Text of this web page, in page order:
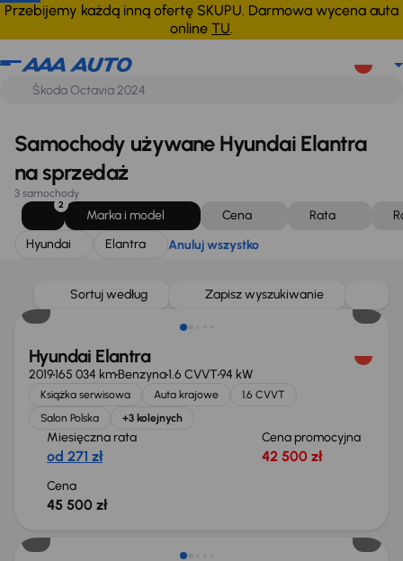
Przebijemy każdą inną ofertę SKUPU. Darmowa wycena auta
online TU.
Hyundai Elantra Anuluj wszystko
Samochody używane Hyundai Elantra
na sprzedaż
3 samochody
2
Marka i model Cena Rata
Hyundai
Elantra Anuluj wszystko
Sortuj według Zapisz wyszukiwanie
Hyundai Elantra
2019165 034 kmBenzyna1.6 CVVT94 kW
Książka serwisowa Auta krajowe
1.6 CVVT
Salon Polska
+3 kolejnych
Miesięczna rata
od 271 zł
Cena promocyjna
42 500 zł
Cena
45 500 zł